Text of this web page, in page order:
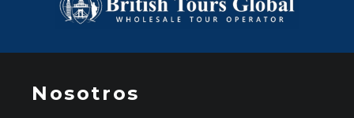
Nosotros